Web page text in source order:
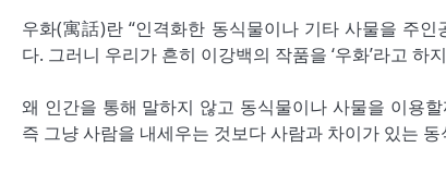
우화(寓話)란 “인격화한 동식물이나 기타 사물을 주
다. 그러니 우리가 흔히 이강백의 작품을 ‘우화’라고 하
왜 인간을 통해 말하지 않고 동식물이나 사물을 이용
즉 그냥 사람을 내세우는 것보다 사람과 차이가 있는